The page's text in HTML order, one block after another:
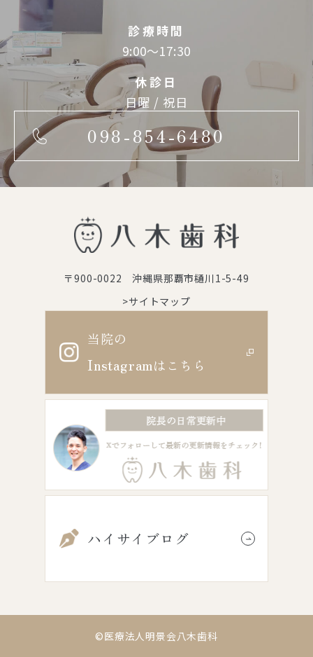
診療時間
9:00～17:30
休診日
日曜 / 祝日
098-854-6480
〒900-0022 沖縄県那覇市樋川1-5-49
>サイトマップ
当院の
Instagramはこちら
ハイサイブログ
©医療法人明景会八木歯科